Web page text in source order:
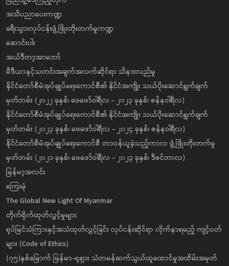
အသိပညာပေးကဏ္ဍ
ခရီးသွားလုပ်ငန်းဖွံ့ဖြိုးတိုးတက်မှုကဏ္ဍ
ဆောင်းပါး
အယ်ဒီတာ့အာဘော်
မီဒီယာနှင့်သတင်းအချက်အလက်ဆိုင်ရာ သိနားလည်မှု
နိုင်ငံတော်စီမံအုပ်ချုပ်ရေးကောင်စီ၏ နိုင်ငံအကျိုး သယ်ပိုးဆောင်ရွက်ချက်
မှတ်တမ်း (၂၀၂၂ ခုနှစ်၊ ဖေဖော်ဝါရီလ - ၂၀၂၃ ခုနှစ်၊ ဇန်နဝါရီလ)
နိုင်ငံတော်စီမံအုပ်ချုပ်ရေးကောင်စီ၏ နိုင်ငံအကျိုး သယ်ပိုးဆောင်ရွက်ချက်
မှတ်တမ်း (၂၀၂၃ ခုနှစ်၊ ဖေဖော်ဝါရီလ - ၂၀၂၄ ခုနှစ်၊ ဇန်နဝါရီလ)
နိုင်ငံတော်စီမံအုပ်ချုပ်ရေးကောင်စီ တာဝန်ယူခဲ့သည့်ကာလ ဖွံ့ဖြိုးတိုးတက်မှု
မှတ်တမ်း (၂၀၂၁ ခုနှစ်၊ ဖေဖော်ဝါရီလ - ၂၀၂၃ ခုနှစ်၊ ဒီဇင်ဘာလ)
မြန်မာ့အလင်း
ကြေးမုံ
The Global New Light Of Myanmar
တိုက်ရိုက်ထုတ်လွှင့်မှုများ
ရုပ်မြင်သံကြားနှင့်အသံထုတ်လွှင့်ခြင်း လုပ်ငန်းဆိုင်ရာ လိုက်နာရမည့် ကျင့်ဝတ်
များ (Code of Ethics)
(၇၅)နှစ်မြောက် မြန်မာ-ရုရှား သံတမန်ဆက်သွယ်ထူထောင်မှုအထိမ်းအမှတ်